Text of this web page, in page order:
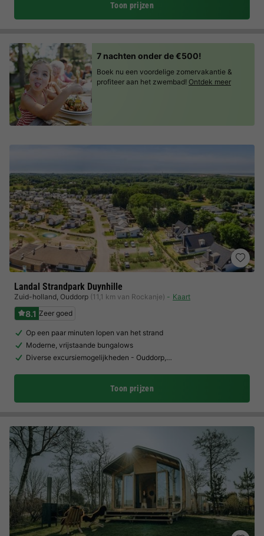
Toon prijzen
Landal Strandpark Duynhille
Zuid-holland, Ouddorp (11,1 km van Rockanje) Kaart
8.1 Zeer goed
Op een paar minuten lopen van het strand
Moderne, vrijstaande bungalows
Diverse excursiemogelijkheden - Ouddorp,…
Toon prijzen
7 nachten onder de €500!
Boek nu een voordelige zomervakantie &
profiteer aan het zwembad! Ontdek meer